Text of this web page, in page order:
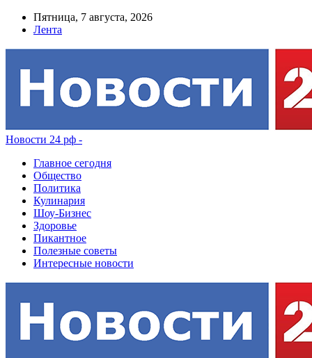
Пятница, 7 августа, 2026
Лента
Новости 24 рф -
Главное сегодня
Общество
Политика
Кулинария
Шоу-Бизнес
Здоровье
Пикантное
Полезные советы
Интересные новости